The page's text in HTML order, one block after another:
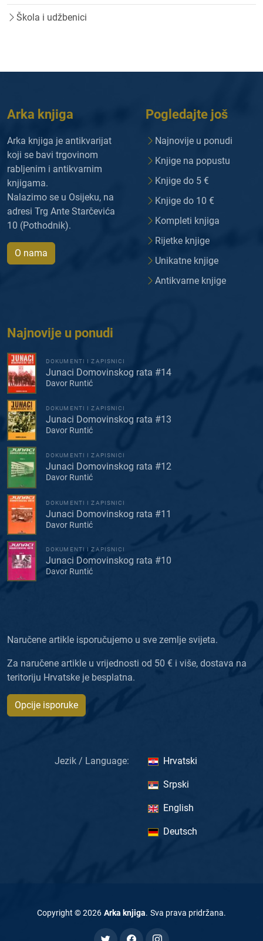
Škola i udžbenici
Arka knjiga
Arka knjiga je antikvarijat
koji se bavi trgovinom
rabljenim i antikvarnim
knjigama.
Nalazimo se u Osijeku, na
adresi Trg Ante Starčevića
10 (Pothodnik).
O nama
Pogledajte još
Najnovije u ponudi
Knjige na popustu
Knjige do 5 €
Knjige do 10 €
Kompleti knjiga
Rijetke knjige
Unikatne knjige
Antikvarne knjige
Najnovije u ponudi
DOKUMENTI I ZAPISNICI
Junaci Domovinskog rata #14
Davor Runtić
DOKUMENTI I ZAPISNICI
Junaci Domovinskog rata #13
Davor Runtić
DOKUMENTI I ZAPISNICI
Junaci Domovinskog rata #12
Davor Runtić
DOKUMENTI I ZAPISNICI
Junaci Domovinskog rata #11
Davor Runtić
DOKUMENTI I ZAPISNICI
Junaci Domovinskog rata #10
Davor Runtić
Naručene artikle isporučujemo u sve zemlje svijeta.
Za naručene artikle u vrijednosti od 50 € i više, dostava na
teritoriju Hrvatske je besplatna.
Opcije isporuke
Jezik / Language: Hrvatski
Srpski
English
Deutsch
Copyright ©2026 Arka knjiga. Sva prava pridržana.